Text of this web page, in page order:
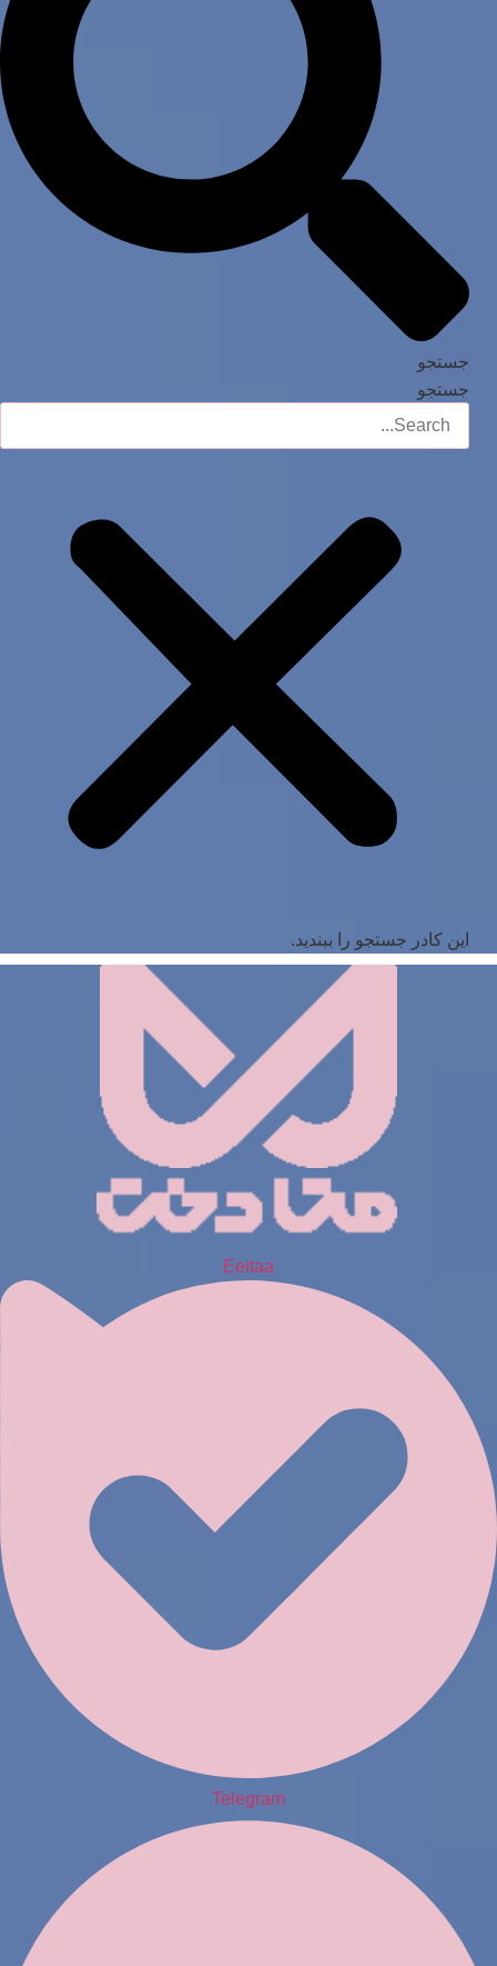
جستجو
جستجو
این کادر جستجو را ببندید.
Eeitaa
Telegram